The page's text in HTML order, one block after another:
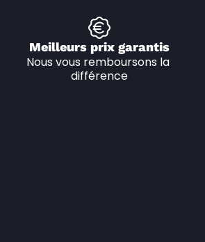
Meilleurs prix garantis
Nous vous remboursons la
différence